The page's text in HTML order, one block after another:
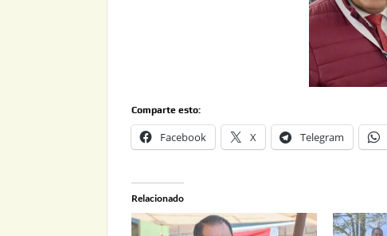
Comparte esto:
Facebook X Telegram
Relacionado